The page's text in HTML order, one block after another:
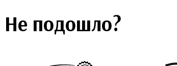
Не подошло?